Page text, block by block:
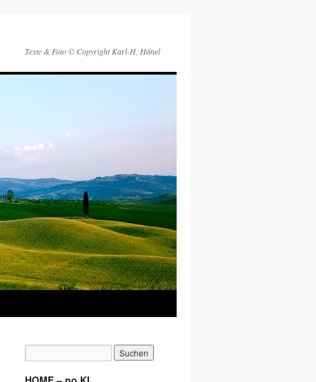
Texte & Foto © Copyright Karl-H. Hänel